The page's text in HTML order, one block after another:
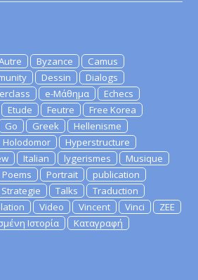
Byzance
Camus
Dessin
Dialogs
e-Μάθημα
Echecs
Etude Feutre
Free Korea
Go Greek
Hellenisme
Holodomor
Hyperstructure
Italian lygerismes
Musique
Poems Portrait
publication
Strategie Talks
Traduction
Video Vincent Vinci
ZEE
Ιστορία Καταγραφή